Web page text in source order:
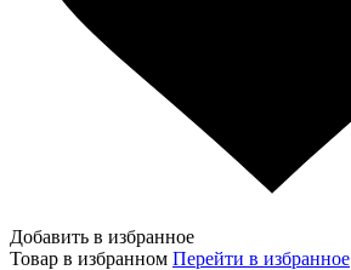
Добавить в избранное
Товар в избранном Перейти в избранное